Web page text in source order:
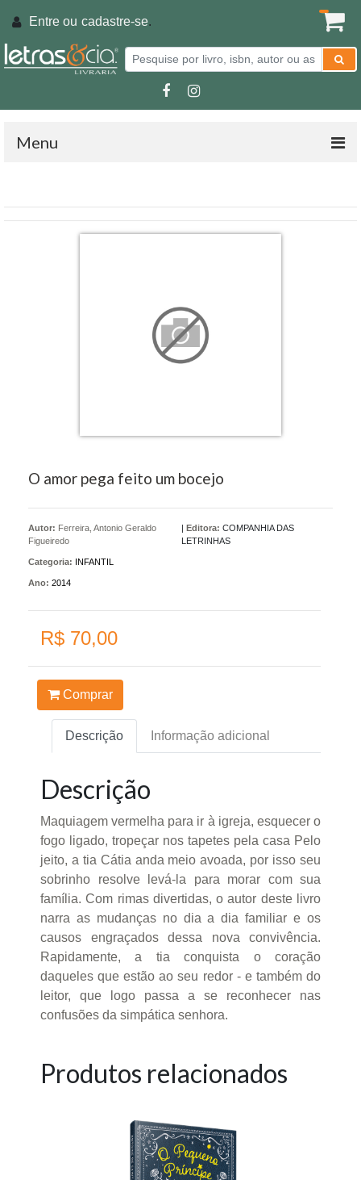
Entre ou cadastre-se.
Menu
O amor pega feito um bocejo
Autor: Ferreira, Antonio Geraldo
Figueiredo
|Editora: COMPANHIA DAS
LETRINHAS
Categoria: INFANTIL
Ano: 2014
R$ 70,00
Comprar
Descrição Informação adicional
Descrição
Maquiagem vermelha para ir à igreja, esquecer o
fogo ligado, tropeçar nos tapetes pela casa Pelo
jeito, a tia Cátia anda meio avoada, por isso seu
sobrinho resolve levá-la para morar com sua
família. Com rimas divertidas, o autor deste livro
narra as mudanças no dia a dia familiar e os
causos engraçados dessa nova convivência.
Rapidamente, a tia conquista o coração
daqueles que estão ao seu redor - e também do
leitor, que logo passa a se reconhecer nas
confusões da simpática senhora.
Produtos relacionados